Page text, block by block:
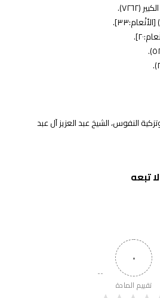
(٧٢٦٢).
النفوس، الشيخ عبد العزيز آل عبد
تبعه
٠
تقييم المادة